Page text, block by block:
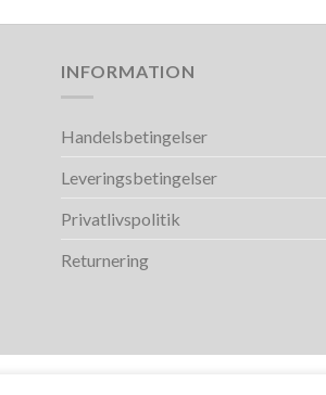
INFORMATION
Handelsbetingelser
Leveringsbetingelser
Privatlivspolitik
Returnering